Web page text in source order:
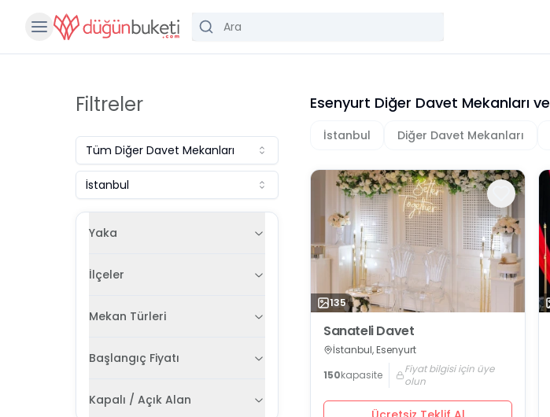
Filtreler
Tüm Diğer Davet Mekanları
İstanbul
Yaka
İlçeler
Mekan Türleri
Başlangıç Fiyatı
Kapalı / Açık Alan
Esenyurt Diğer Davet Mekanları ve
İstanbul
Diğer Davet Mekanları
135
Sanateli Davet
İstanbul, Esenyurt
150kapasite
Fiyat bilgisi için üye
olun